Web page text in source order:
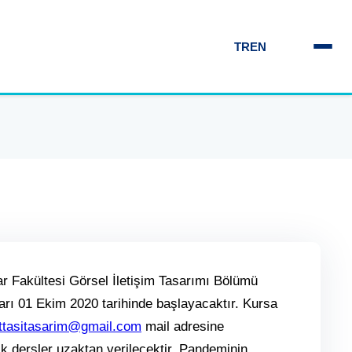
TREN
Fakültesi Görsel İletişim Tasarımı Bölümü
01 Ekim 2020 tarihinde başlayacaktır. Kursa
mail adresine